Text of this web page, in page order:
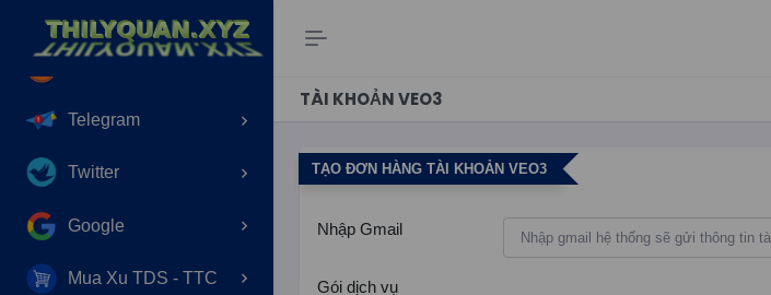
Telegram
Twitter
Google
Mua Xu TDS - TTC
TÀI KHOẢN VEO3
TẠO ĐƠN HÀNG TÀI KHOẢN VEO3
Nhập Gmail
Gói dịch vụ